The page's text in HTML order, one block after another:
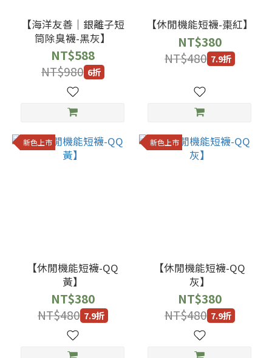
(1)
價格
(NT$)
【海洋友善｜銀離子短
筒除臭襪-黑灰】
NT$588
NT$980 6折
【休閒機能短襪-棗紅】
NT$380
NT$480 7.9折
新色上市
【休閒機能短襪-QQ
黃】
NT$380
NT$480 7.9折
新色上市
【休閒機能短襪-QQ
灰】
NT$380
NT$480 7.9折